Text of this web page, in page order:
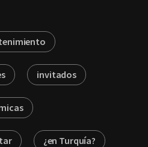
invitados
¿en Turquía?